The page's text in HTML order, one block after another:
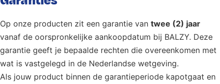
Op onze producten zit een garantie van twee (2) jaar
vanaf de oorspronkelijke aankoopdatum bij BALZY. Deze
garantie geeft je bepaalde rechten die overeenkomen met
wat is vastgelegd in de Nederlandse wetgeving.
Als jouw product binnen de garantieperiode kapotgaat en